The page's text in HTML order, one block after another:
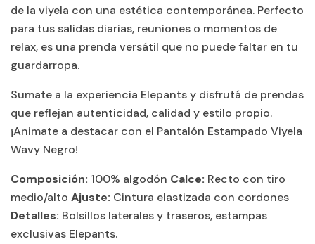
de la viyela con una estética contemporánea. Perfecto
para tus salidas diarias, reuniones o momentos de
relax, es una prenda versátil que no puede faltar en tu
guardarropa.
Sumate a la experiencia Elepants y disfrutá de prendas
que reflejan autenticidad, calidad y estilo propio.
¡Animate a destacar con el Pantalón Estampado Viyela
Wavy Negro!
Composición: 100% algodón Calce: Recto con tiro
medio/alto Ajuste: Cintura elastizada con cordones
Detalles: Bolsillos laterales y traseros, estampas
exclusivas Elepants.